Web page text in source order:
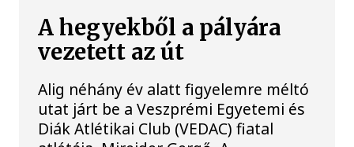
A hegyekből a pályára
vezetett az út
Alig néhány év alatt figyelemre méltó
utat járt be a Veszprémi Egyetemi és
Diák Atlétikai Club (VEDAC) fiatal